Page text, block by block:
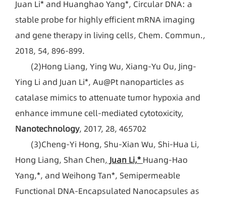
Juan Li* and Huanghao Yang*, Circular DNA: a
stable probe for highly efficient mRNA imaging
and gene therapy in living cells, Chem. Commun.,
2018, 54, 896-899.
(2)Hong Liang, Ying Wu, Xiang-Yu Ou, Jing-
Ying Li and Juan Li*, Au@Pt nanoparticles as
catalase mimics to attenuate tumor hypoxia and
enhance immune cell-mediated cytotoxicity,
Nanotechnology, 2017, 28, 465702
(3)Cheng-Yi Hong, Shu-Xian Wu, Shi-Hua Li,
Hong Liang, Shan Chen, Juan Li,* Huang-Hao
Yang,*, and Weihong Tan*, Semipermeable
Functional DNA-Encapsulated Nanocapsules as